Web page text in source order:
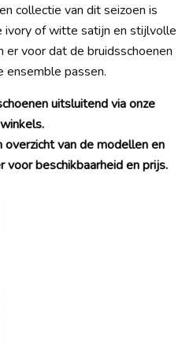
collectie van dit seizoen is
ivory of witte satijn en stijlvolle
er voor dat de bruidsschoenen
passen.
uitsluitend via onze
van de modellen en
voor beschikbaarheid en prijs.